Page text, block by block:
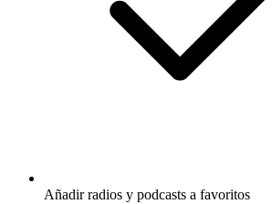
Añadir radios y podcasts a favoritos